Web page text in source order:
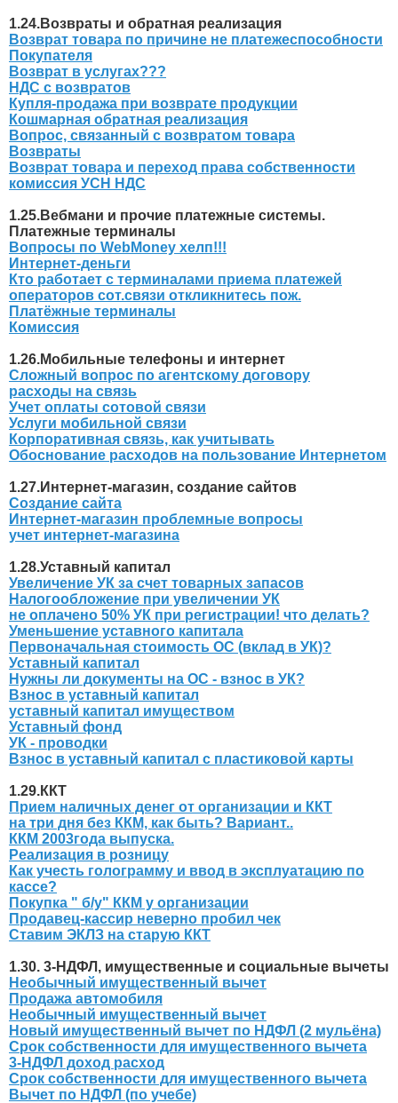
1.24.Возвраты и обратная реализация
Возврат товара по причине не платежеспособности
Покупателя
Возврат в услугах???
НДС с возвратов
Купля-продажа при возврате продукции
Кошмарная обратная реализация
Вопрос, связанный с возвратом товара
Возвраты
Возврат товара и переход права собственности
комиссия УСН НДС
1.25.Вебмани и прочие платежные системы.
Платежные терминалы
Вопросы по WebMoney хелп!!!
Интернет-деньги
Кто работает с терминалами приема платежей
операторов сот.связи откликнитесь пож.
Платёжные терминалы
Комиссия
1.26.Мобильные телефоны и интернет
Сложный вопрос по агентскому договору
расходы на связь
Учет оплаты сотовой связи
Услуги мобильной связи
Корпоративная связь, как учитывать
Обоснование расходов на пользование Интернетом
1.27.Интернет-магазин, создание сайтов
Создание сайта
Интернет-магазин проблемные вопросы
учет интернет-магазина
1.28.Уставный капитал
Увеличение УК за счет товарных запасов
Налогообложение при увеличении УК
не оплачено 50% УК при регистрации! что делать?
Уменьшение уставного капитала
Первоначальная стоимость ОС (вклад в УК)?
Уставный капитал
Нужны ли документы на ОС - взнос в УК?
Взнос в уставный капитал
уставный капитал имуществом
Уставный фонд
УК - проводки
Взнос в уставный капитал с пластиковой карты
1.29.ККТ
Прием наличных денег от организации и ККТ
на три дня без ККМ, как быть? Вариант..
ККМ 2003года выпуска.
Реализация в розницу
Как учесть голограмму и ввод в эксплуатацию по
кассе?
Покупка " б/у" ККМ у организации
Продавец-кассир неверно пробил чек
Ставим ЭКЛЗ на старую ККТ
1.30. 3-НДФЛ, имущественные и социальные вычеты
Необычный имущественный вычет
Продажа автомобиля
Необычный имущественный вычет
Новый имущественный вычет по НДФЛ (2 мульёна)
Срок собственности для имущественного вычета
3-НДФЛ доход расход
Срок собственности для имущественного вычета
Вычет по НДФЛ (по учебе)